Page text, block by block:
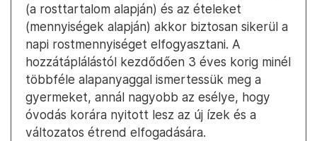
(a rosttartalom alapján) és az ételeket
(mennyiségek alapján) akkor biztosan sikerül a
napi rostmennyiséget elfogyasztani. A
hozzátáplálástól kezdődően 3 éves korig minél
többféle alapanyaggal ismertessük meg a
gyermeket, annál nagyobb az esélye, hogy
óvodás korára nyitott lesz az új ízek és a
változatos étrend elfogadására.